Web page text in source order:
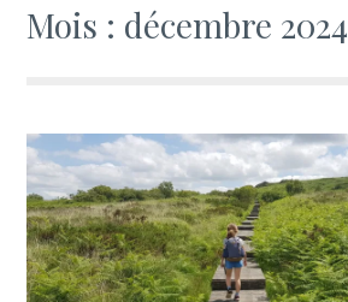
Mois : décembre 2024